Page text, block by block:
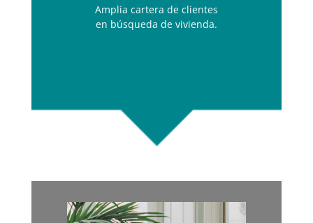
Amplia cartera de clientes
en búsqueda de vivienda.